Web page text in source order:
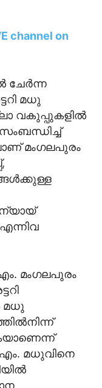
channel on
ചേര്‍ന്ന
മധു
വകുപ്പുകളില്‍
മംഗലപുരം
ന്യായ്
മംഗലപുരം
മധു
മധുവിനെ